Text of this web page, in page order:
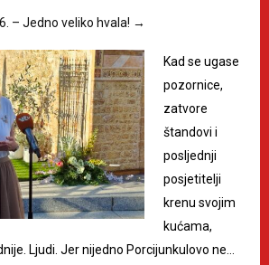
– Jedno veliko hvala! →
Kad se ugase
pozornice,
zatvore
štandovi i
posljednji
posjetitelji
krenu svojim
kućama,
Ljudi. Jer nijedno Porcijunkulovo ne…